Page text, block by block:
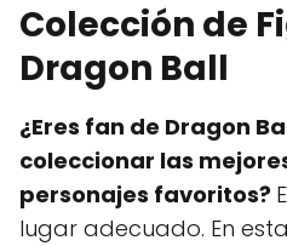
Colección de
Dragon Ball
¿Eres fan de Dragon
coleccionar las
personajes favoritos?
lugar adecuado. En